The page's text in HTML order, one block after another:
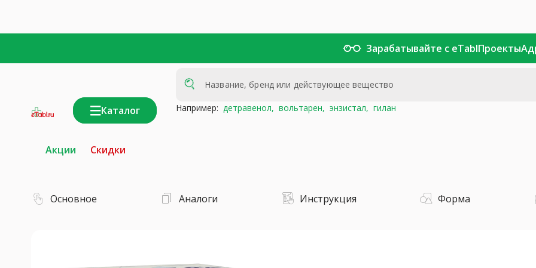
Зарабатывайте с eTablПроекты
Каталог Например: детравенол, вольтарен, энзистал, гилан
Акции Скидки
Основное Аналоги Инструкция Форма